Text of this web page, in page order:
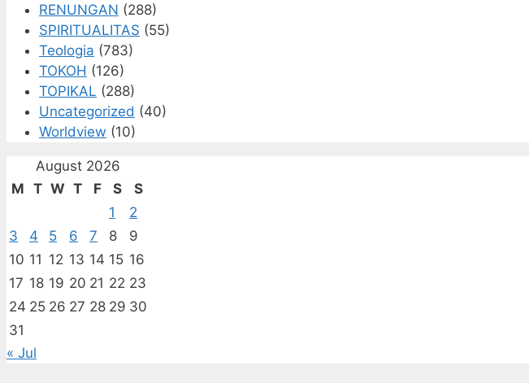
RENUNGAN (288)
SPIRITUALITAS (55)
Teologia (783)
TOKOH (126)
TOPIKAL (288)
Uncategorized (40)
Worldview (10)
August 2026
M T W T F S
S
1
2
3
4 5 6 7 8
9
10 11 12 13 14 15 16
17 18 19 20 21 22 23
24 25 26 27 28 29 30
31
« Jul